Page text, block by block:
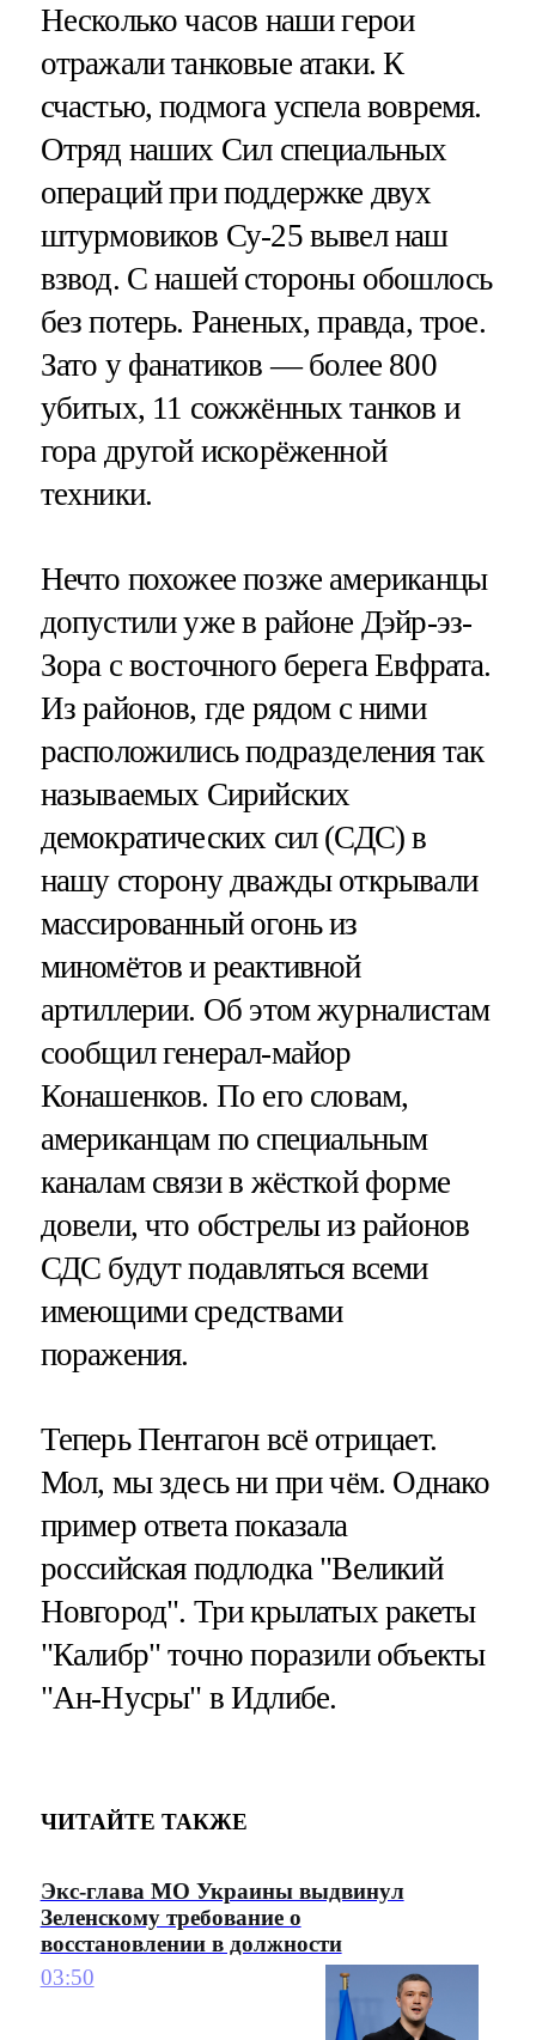
Несколько часов наши герои
отражали танковые атаки. К
счастью, подмога успела вовремя.
Отряд наших Сил специальных
операций при поддержке двух
штурмовиков Су-25 вывел наш
взвод. С нашей стороны обошлось
без потерь. Раненых, правда, трое.
Зато у фанатиков — более 800
убитых, 11 сожжённых танков и
гора другой искорёженной
техники.
Нечто похожее позже американцы
допустили уже в районе Дэйр-эз-
Зора с восточного берега Евфрата.
Из районов, где рядом с ними
расположились подразделения так
называемых Сирийских
демократических сил (СДС) в
нашу сторону дважды открывали
массированный огонь из
миномётов и реактивной
артиллерии. Об этом журналистам
сообщил генерал-майор
Конашенков. По его словам,
американцам по специальным
каналам связи в жёсткой форме
довели, что обстрелы из районов
СДС будут подавляться всеми
имеющими средствами
поражения.
Теперь Пентагон всё отрицает.
Мол, мы здесь ни при чём. Однако
пример ответа показала
российская подлодка "Великий
Новгород". Три крылатых ракеты
"Калибр" точно поразили объекты
"Ан-Нусры" в Идлибе.
ЧИТАЙТЕ ТАКЖЕ
Экс-глава МО Украины выдвинул
Зеленскому требование о
восстановлении в должности
03:50